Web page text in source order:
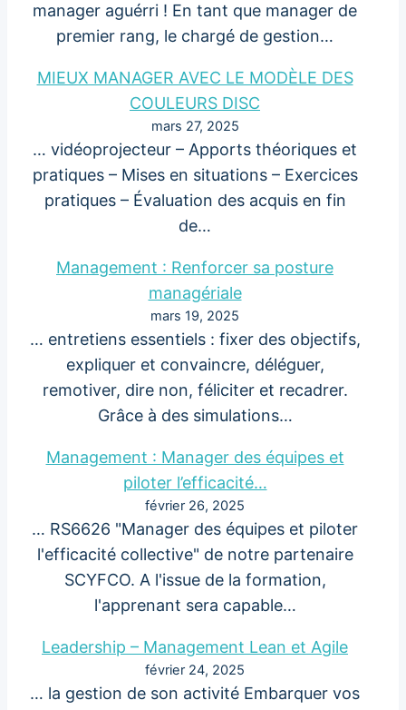
manager aguérri ! En tant que manager de
premier rang, le chargé de gestion…
MIEUX MANAGER AVEC LE MODÈLE DES
COULEURS DISC
mars 27, 2025
… vidéoprojecteur – Apports théoriques et
pratiques – Mises en situations – Exercices
pratiques – Évaluation des acquis en fin
de…
Management : Renforcer sa posture
managériale
mars 19, 2025
… entretiens essentiels : fixer des objectifs,
expliquer et convaincre, déléguer,
remotiver, dire non, féliciter et recadrer.
Grâce à des simulations…
Management : Manager des équipes et
piloter l’efficacité…
février 26, 2025
… RS6626 "Manager des équipes et piloter
l'efficacité collective" de notre partenaire
SCYFCO. A l'issue de la formation,
l'apprenant sera capable…
Leadership – Management Lean et Agile
février 24, 2025
… la gestion de son activité Embarquer vos